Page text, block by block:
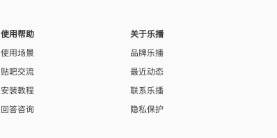
使用帮助
使用场景
贴吧交流
安装教程
回答咨询
关于乐播
品牌乐播
最近动态
联系乐播
隐私保护